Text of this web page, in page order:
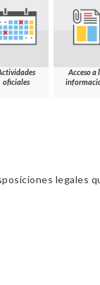
oficiales
Acceso a
legales